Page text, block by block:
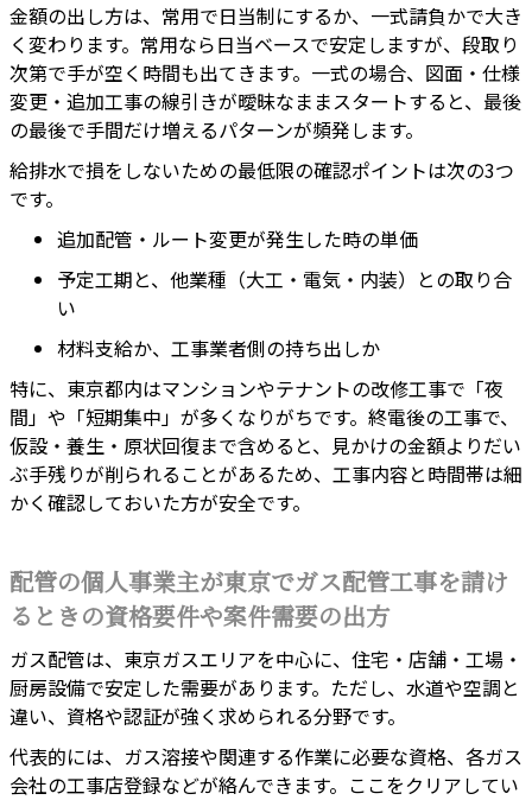
金額の出し方は、常用で日当制にするか、一式請負かで大き
く変わります。常用なら日当ベースで安定しますが、段取り
次第で手が空く時間も出てきます。一式の場合、図面・仕様
変更・追加工事の線引きが曖昧なままスタートすると、最後
の最後で手間だけ増えるパターンが頻発します。
給排水で損をしないための最低限の確認ポイントは次の3つ
です。
追加配管・ルート変更が発生した時の単価
予定工期と、他業種（大工・電気・内装）との取り合
い
材料支給か、工事業者側の持ち出しか
特に、東京都内はマンションやテナントの改修工事で「夜
間」や「短期集中」が多くなりがちです。終電後の工事で、
仮設・養生・原状回復まで含めると、見かけの金額よりだい
ぶ手残りが削られることがあるため、工事内容と時間帯は細
かく確認しておいた方が安全です。
配管の個人事業主が東京でガス配管工事を請け
るときの資格要件や案件需要の出方
ガス配管は、東京ガスエリアを中心に、住宅・店舗・工場・
厨房設備で安定した需要があります。ただし、水道や空調と
違い、資格や認証が強く求められる分野です。
代表的には、ガス溶接や関連する作業に必要な資格、各ガス
会社の工事店登録などが絡んできます。ここをクリアしてい